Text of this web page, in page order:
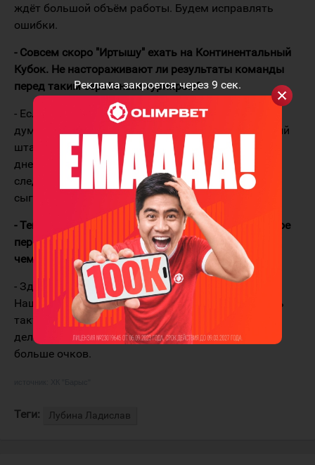
Реклама закроется через 8 сек.
ждёт большой объём работы. Будем исправлять
ошибки.
- Совсем скоро "Иртышу" ехать на Континентальный
Кубок. Не настораживают ли результаты команды
перед таким серьёзным турниром?
- Если честно, о Континентальном Кубке я ещё не
думал, так как совсем недавно вошёл в тренерский
штаб "Иртыша". Я здесь всего лишь около десяти
дней. Ещё прошло не так много матчей. После
следующих четырёх игр буду думать, как мы
сыграем на Континентальном Кубке.
- Тем не менее шесть матчей вы уже сыграли. Какое
первое впечатление произвёл казахстанский
чемпионат?
- Здесь очень быстрый хоккей. Хороший уровень.
Нашей команде нужно большое внимание уделить
тактике, много работы предстоит. Когда наладим
дела с этим, то, думаю, сможем взять гораздо
больше очков.
Теги: Лубина Ладислав